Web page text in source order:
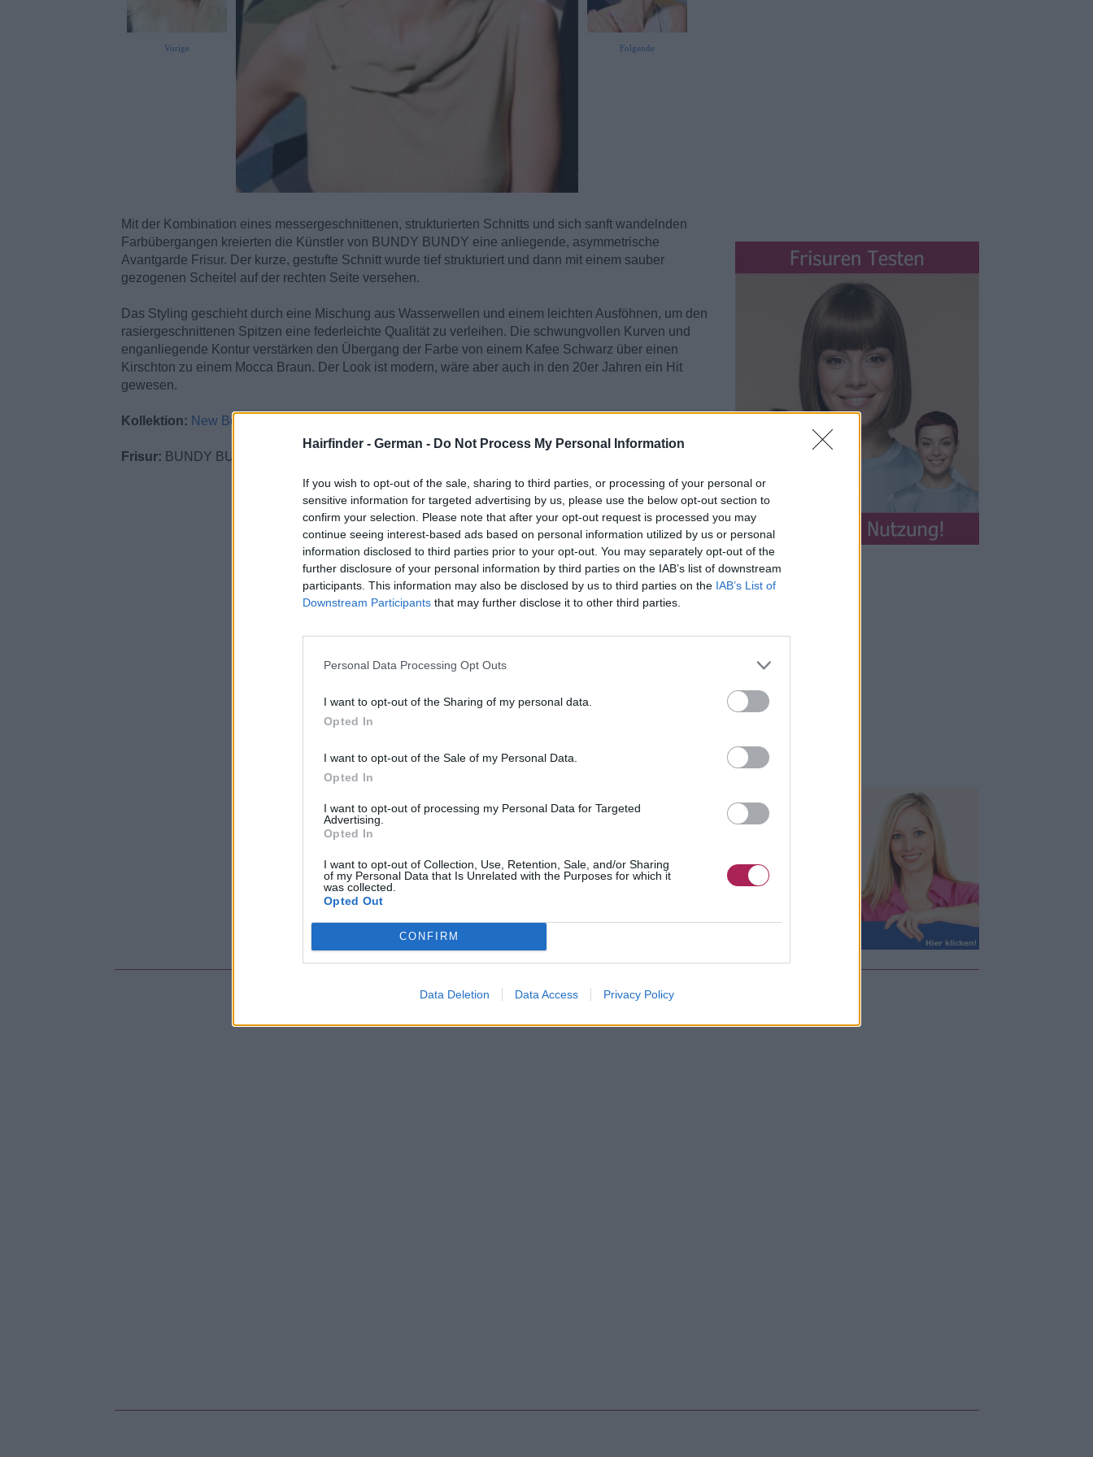
Hairfinder - German - Do Not Process My Personal Information
If you wish to opt-out of the sale, sharing to third parties, or processing of your personal or
sensitive information for targeted advertising by us, please use the below opt-out section to
confirm your selection. Please note that after your opt-out request is processed you may
continue seeing interest-based ads based on personal information utilized by us or personal
information disclosed to third parties prior to your opt-out. You may separately opt-out of the
further disclosure of your personal information by third parties on the IAB’s list of downstream
participants. This information may also be disclosed by us to third parties on the IAB’s List of
Downstream Participants that may further disclose it to other third parties.
Personal Data Processing Opt Outs
I want to opt-out of the Sharing of my personal data.
Opted In
I want to opt-out of the Sale of my Personal Data.
Opted In
I want to opt-out of processing my Personal Data for Targeted
Advertising.
Opted In
I want to opt-out of Collection, Use, Retention, Sale, and/or Sharing
of my Personal Data that Is Unrelated with the Purposes for which it
was collected.
Opted Out
CONFIRM
Data Deletion Data Access Privacy Policy
Vorige Folgende
Mit der Kombination eines messergeschnittenen, strukturierten Schnitts und sich sanft wandelnden
Farbübergangen kreierten die Künstler von BUNDY BUNDY eine anliegende, asymmetrische
Avantgarde Frisur. Der kurze, gestufte Schnitt wurde tief strukturiert und dann mit einem sauber
gezogenen Scheitel auf der rechten Seite versehen.
Das Styling geschieht durch eine Mischung aus Wasserwellen und einem leichten Ausföhnen, um den
rasiergeschnittenen Spitzen eine federleichte Qualität zu verleihen. Die schwungvollen Kurven und
enganliegende Kontur verstärken den Übergang der Farbe von einem Kafee Schwarz über einen
Kirschton zu einem Mocca Braun. Der Look ist modern, wäre aber auch in den 20er Jahren ein Hit
gewesen.
Kollektion: New Bohemia
Frisur: BUNDY BUNDY Artistic Team